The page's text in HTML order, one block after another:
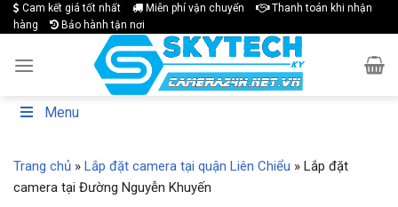
Skip
to
Cam kết giá tốt nhất Miễn phí vận chuyển
Thanh toán khi nhận
hàng
Bảo hành tận nơi
Menu
Trang chủ » Lắp đặt camera tại quận Liên Chiểu » Lắp đặt
camera tại Đường Nguyễn Khuyến